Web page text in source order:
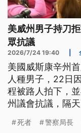
美威州男子持刀
眾抗議
2026/7/24 19:40
美國威斯康辛州
人種男子，22日
程被路人拍下，
州議會抗議，隔
死者 警察局長